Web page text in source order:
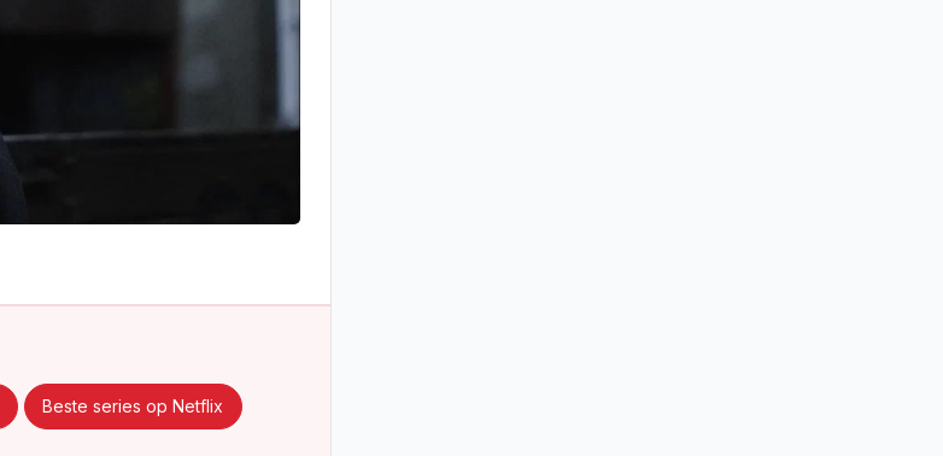
Beste series op Netflix